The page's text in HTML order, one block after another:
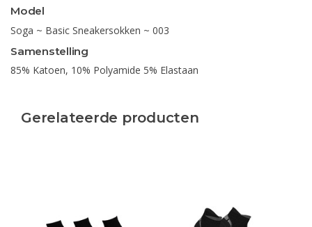
Model
Soga ~ Basic Sneakersokken ~ 003
Samenstelling
85% Katoen, 10% Polyamide 5% Elastaan
Gerelateerde producten